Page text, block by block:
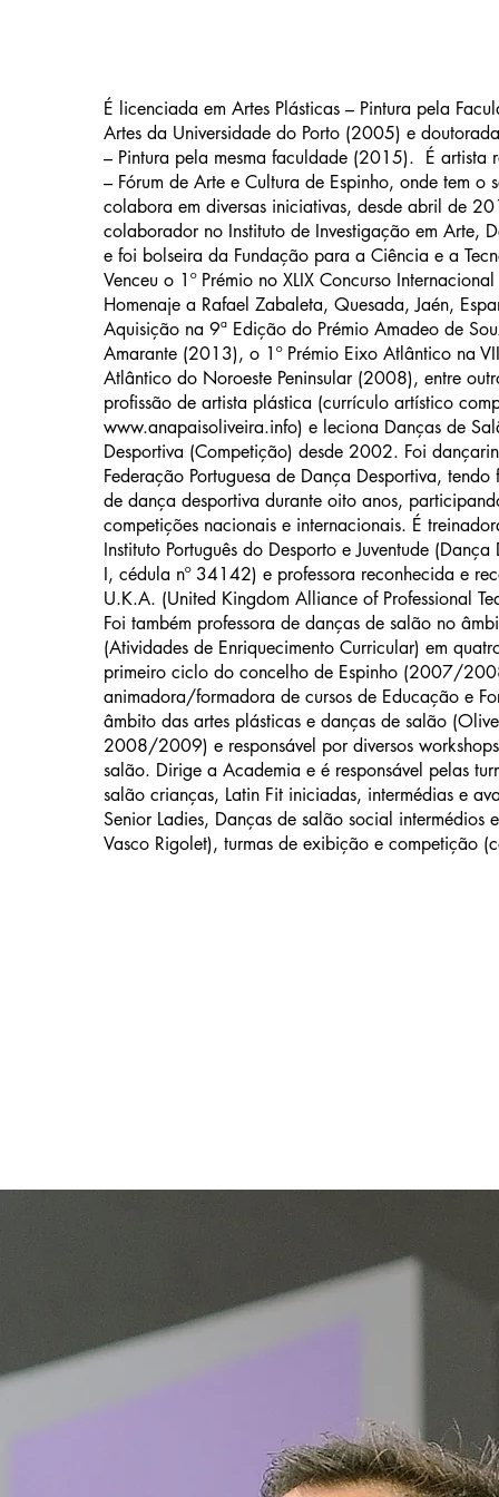
É licenciada em Artes Plásticas – Pintura pela
Artes da Universidade do Porto (2005) e
– Pintura pela mesma faculdade (2015). É artista
– Fórum de Arte e Cultura de Espinho, onde tem o
colabora em diversas iniciativas, desde abril de
colaborador no Instituto de Investigação em Arte,
e foi bolseira da Fundação para a Ciência e a
Venceu o 1º Prémio no XLIX Concurso
Homenaje a Rafael Zabaleta, Quesada, Jaén,
Aquisição na 9ª Edição do Prémio Amadeo de
Amarante (2013), o 1º Prémio Eixo Atlântico na
Atlântico do Noroeste Peninsular (2008), entre
profissão de artista plástica (currículo artístico
www.anapaisoliveira.info) e leciona Danças de
Desportiva (Competição) desde 2002. Foi
Federação Portuguesa de Dança Desportiva,
de dança desportiva durante oito anos,
competições nacionais e internacionais. É
Instituto Português do Desporto e Juventude
I, cédula nº 34142) e professora reconhecida e
U.K.A. (United Kingdom Alliance of Professional
Foi também professora de danças de salão no
(Atividades de Enriquecimento Curricular) em
primeiro ciclo do concelho de Espinho (2007/
animadora/formadora de cursos de Educação e
âmbito das artes plásticas e danças de salão
2008/2009) e responsável por diversos
salão. Dirige a Academia e é responsável pelas
salão crianças, Latin Fit iniciadas, intermédias e
Senior Ladies, Danças de salão social intermédios
Vasco Rigolet), turmas de exibição e competição